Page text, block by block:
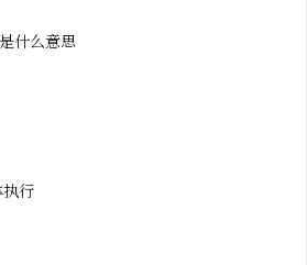
什么意思
行